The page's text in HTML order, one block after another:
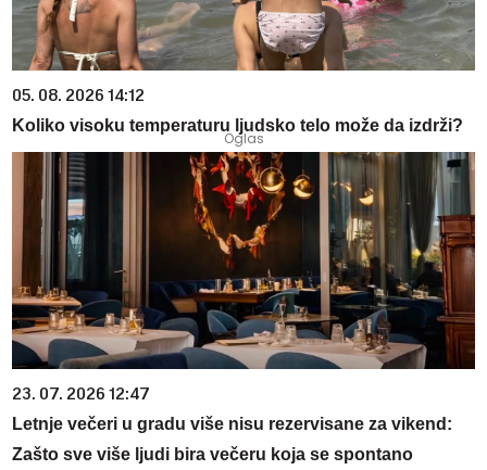
05. 08. 2026 14:12
Koliko visoku temperaturu ljudsko telo može da izdrži?
23. 07. 2026 12:47
Letnje večeri u gradu više nisu rezervisane za vikend:
Zašto sve više ljudi bira večeru koja se spontano